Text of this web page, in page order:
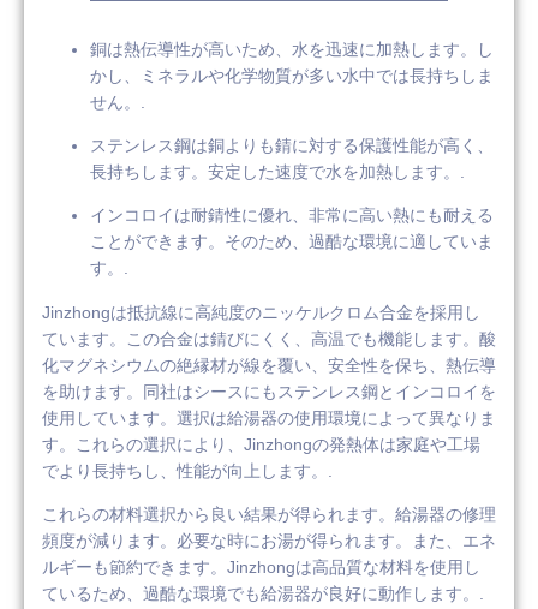
銅は熱伝導性が高いため、水を迅速に加熱します。し
かし、ミネラルや化学物質が多い水中では長持ちしま
せん。.
ステンレス鋼は銅よりも錆に対する保護性能が高く、
長持ちします。安定した速度で水を加熱します。.
インコロイは耐錆性に優れ、非常に高い熱にも耐える
ことができます。そのため、過酷な環境に適していま
す。.
Jinzhongは抵抗線に高純度のニッケルクロム合金を採用し
ています。この合金は錆びにくく、高温でも機能します。酸
化マグネシウムの絶縁材が線を覆い、安全性を保ち、熱伝導
を助けます。同社はシースにもステンレス鋼とインコロイを
使用しています。選択は給湯器の使用環境によって異なりま
す。これらの選択により、Jinzhongの発熱体は家庭や工場
でより長持ちし、性能が向上します。.
これらの材料選択から良い結果が得られます。給湯器の修理
頻度が減ります。必要な時にお湯が得られます。また、エネ
ルギーも節約できます。Jinzhongは高品質な材料を使用し
ているため、過酷な環境でも給湯器が良好に動作します。.